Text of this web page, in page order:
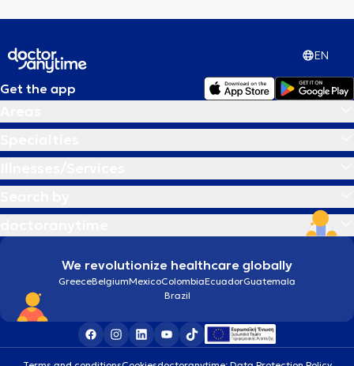
EN
Get the app
We revolutionize healthcare globally
GreeceBelgiumMexicoColombiaEcuadorGuatemala
Brazil